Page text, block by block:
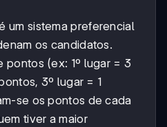
um sistema preferencial
os candidatos.
(ex: 1º lugar = 3
3º lugar = 1
se os pontos de cada
tiver a maior